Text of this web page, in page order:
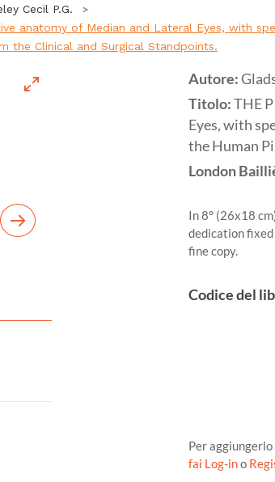
Cecil P.G.
anatomy of Median and Lateral Eyes, with
the Clinical and Surgical Standpoints.
Autore:
Titolo:THE
Eyes, with
the Human
London
In 8° (26x18
dedication
fine copy.
Codice del
Per
fai Log-ino